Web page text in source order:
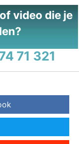
video die je
71 321